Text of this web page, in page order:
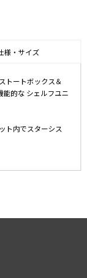
様・サイズ
トートボックス＆
能的な シェルフユニ
ト内でスターシス